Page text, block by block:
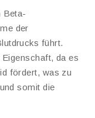
Beta-
der
führt.
da es
fördert, was zu
somit die